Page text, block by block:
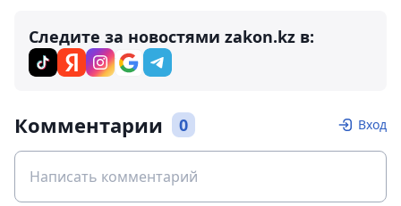
Следите за новостями zakon.kz в:
Комментарии 0 Вход